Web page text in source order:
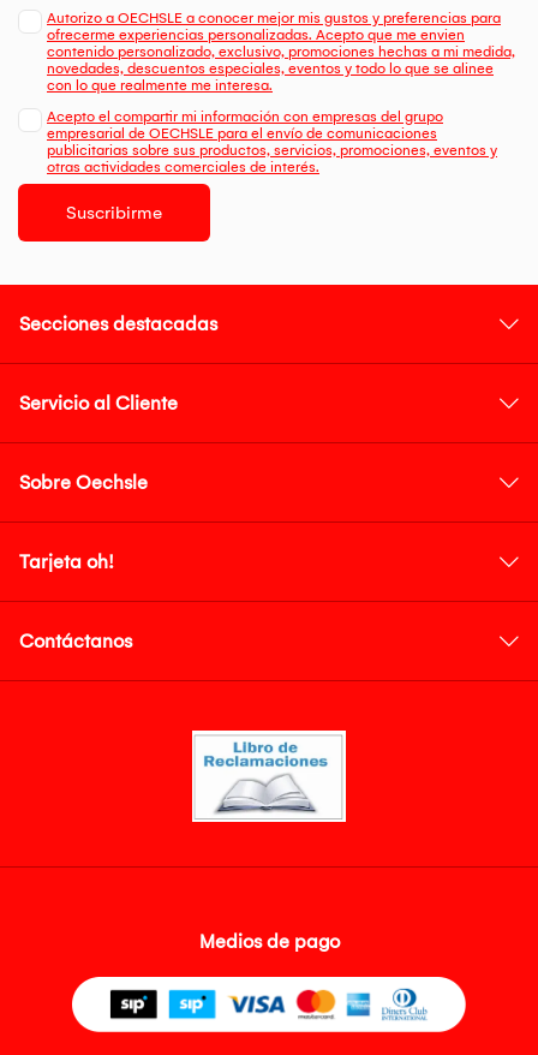
Autorizo a OECHSLE a conocer mejor mis gustos y preferencias para
ofrecerme experiencias personalizadas. Acepto que me envien
contenido personalizado, exclusivo, promociones hechas a mi medida,
novedades, descuentos especiales, eventos y todo lo que se alinee
con lo que realmente me interesa.
Acepto el compartir mi información con empresas del grupo
empresarial de OECHSLE para el envío de comunicaciones
publicitarias sobre sus productos, servicios, promociones, eventos y
otras actividades comerciales de interés.
Suscribirme
Secciones destacadas
Servicio al Cliente
Sobre Oechsle
Tarjeta oh!
Contáctanos
Medios de pago